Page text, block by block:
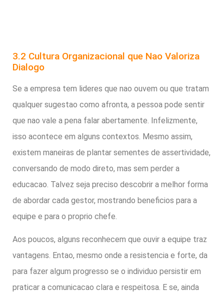
3.2 Cultura Organizacional que Nao Valoriza
Dialogo
Se a empresa tem lideres que nao ouvem ou que tratam
qualquer sugestao como afronta, a pessoa pode sentir
que nao vale a pena falar abertamente. Infelizmente,
isso acontece em alguns contextos. Mesmo assim,
existem maneiras de plantar sementes de assertividade,
conversando de modo direto, mas sem perder a
educacao. Talvez seja preciso descobrir a melhor forma
de abordar cada gestor, mostrando beneficios para a
equipe e para o proprio chefe.
Aos poucos, alguns reconhecem que ouvir a equipe traz
vantagens. Entao, mesmo onde a resistencia e forte, da
para fazer algum progresso se o individuo persistir em
praticar a comunicacao clara e respeitosa. E se, ainda